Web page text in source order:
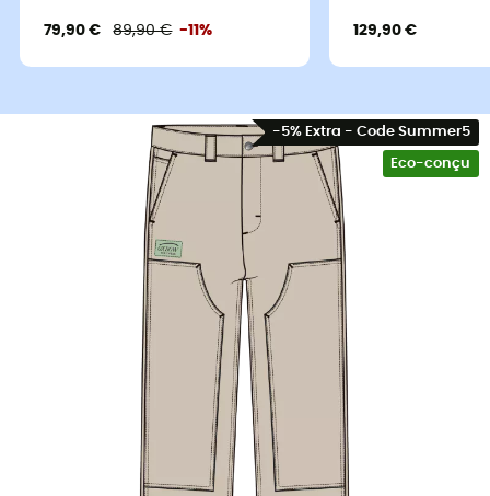
79,90 € 89,90 € -11% 129,90 €
-5% Extra - Code Summer5
Eco-conçu